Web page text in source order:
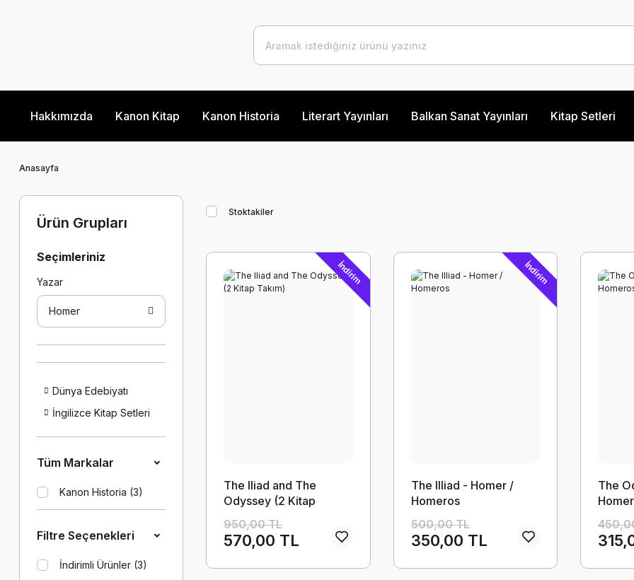
Hakkımızda Kanon Kitap Kanon Historia Literart Yayınları Balkan Sanat Yayınları Kitap Setleri
Anasayfa
Ürün Grupları
Seçimleriniz
Yazar
Homer
Dünya Edebiyatı
İngilizce Kitap Setleri
Tüm Markalar
Kanon Historia (3)
Filtre Seçenekleri
İndirimli Ürünler (3)
Stoktakiler
İndirim
The Iliad and The
Odyssey (2 Kitap
950,00 TL
570,00 TL
İndirim
The Illiad - Homer /
Homeros
500,00 TL
350,00 TL
The